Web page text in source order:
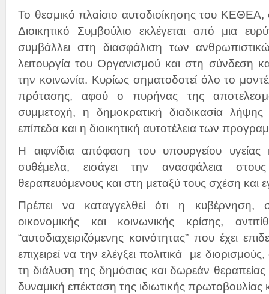
Το θεσμικό πλαίσιο αυτοδιοίκησης του
Διοικητικό Συμβούλιο εκλέγεται από μια
συμβάλλει στη διασφάλιση των
λειτουργία του Οργανισμού και στη σύνδεση
την κοινωνία. Κυρίως σηματοδοτεί όλο το
πρότασης, αφού ο πυρήνας της
συμμετοχή, η δημοκρατική διαδικασία
επίπεδα και η διοικητική αυτοτέλεια των
Η αιφνίδια απόφαση του υπουργείου υγείας
συθέμελα, εισάγει την ανασφάλεια
θεραπευόμενους και στη μεταξύ τους σχέση και
Πρέπει να καταγγελθεί ότι η κυβέρνηση,
οικονομικής και κοινωνικής κρίσης,
“αυτοδιαχειριζόμενης κοινότητας” που έχει
επιχειρεί να την ελέγξει πολιτικά με
τη διάλυση της δημόσιας και δωρεάν θεραπείας
δυναμική επέκταση της ιδιωτικής